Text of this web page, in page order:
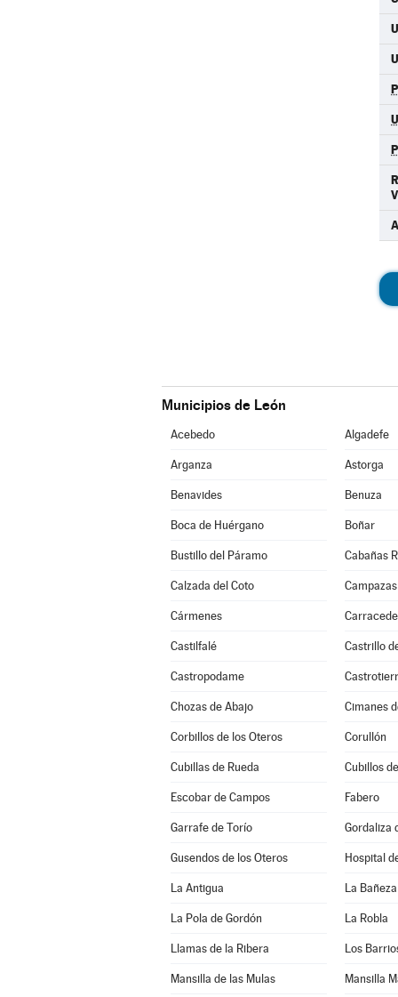
Municipios de León
Acebedo Algadefe
Arganza Astorga
Benavides Benuza
Boca de Huérgano Boñar
Bustillo del Páramo Cabañas
Calzada del Coto Campazas
Cármenes
Castilfalé Castrillo
Castropodame
Chozas de Abajo Cimanes
Corbillos de los Oteros Corullón
Cubillas de Rueda Cubillos
Escobar de Campos Fabero
Garrafe de Torío Gordaliza
Gusendos de los Oteros Hospital
La Antigua La Bañeza
La Pola de Gordón La Robla
Llamas de la Ribera Los
Mansilla de las Mulas Mansilla